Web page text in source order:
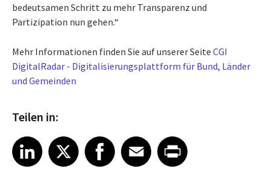
bedeutsamen Schritt zu mehr Transparenz und
Partizipation nun gehen.“
Mehr Informationen finden Sie auf unserer Seite CGI
DigitalRadar - Digitalisierungsplattform für Bund, Länder
und Gemeinden
Teilen in:
Share article on LinkedIn
LinkedIn
Share article on XShare article on Facebook
Facebook
Share article on Email
EmailShare article on Print